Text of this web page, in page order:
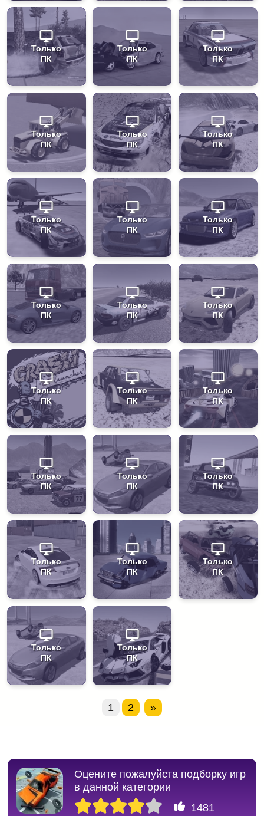
Только
ПК
Только
ПК
Только
ПК
Только
ПК
Только
ПК
Только
ПК
Только
ПК
Только
ПК
Только
ПК
Только
ПК
Только
ПК
Только
ПК
Только
ПК
Только
ПК
Только
ПК
Только
ПК
Только
ПК
Только
ПК
Только
ПК
Только
ПК
Только
ПК
Только
ПК
Только
ПК
1 2 »
Оцените пожалуйста подборку игр
в данной категории
1481